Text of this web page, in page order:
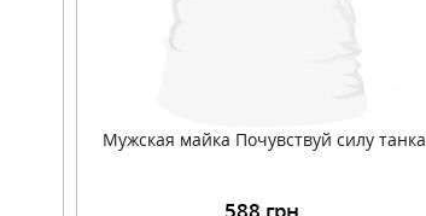
Мужская майка Почувствуй силу танка
588 грн.